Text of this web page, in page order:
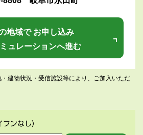
の地域で お申し込み
ュレーションへ進む
建物状況・受信施設等により、ご加入いただ
フンなし）